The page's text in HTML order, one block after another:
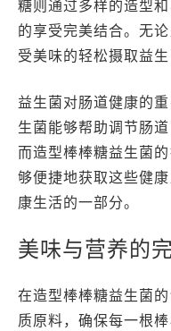
糖则通过多样的造型
的享受完美结合。无
受美味的轻松摄取益生
益生菌对肠道健康的
生菌能够帮助调节肠
而造型棒棒糖益生菌
够便捷地获取这些健
康生活的一部分。
美味与营养的
在造型棒棒糖益生菌
质原料，确保每一根